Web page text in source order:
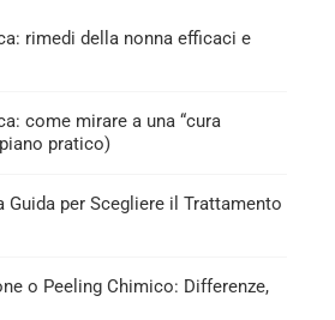
rimedi della nonna efficaci e
come mirare a una “cura
pratico)
Guida per Scegliere il Trattamento
o Peeling Chimico: Differenze,